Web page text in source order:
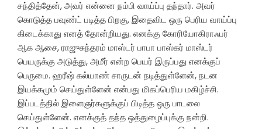
சந்தித்தேன், அவர் என்னை நம்பி வாய்ப்பு தந்தார். அவர்
கொடுத்த பவுண்ட் படித்த பிறகு, இதைவிட ஒரு பெரிய வாய்ப்பு
கிடைக்காது எனத் தோன்றியது. எனக்கு கோரியோகிராஃபர்
ஆக ஆசை, ராஜுசுந்தரம் மாஸ்டர் பாபா பாஸ்கர் மாஸ்டர்
பெயருக்கு அடுத்து, அமீர் என்ற பெயர் இருப்பது எனக்குப்
பெருமை. ஹரீஷ் கல்யாண் சாருடன் நடித்துள்ளேன், நடன
இயக்கமும் செய்துள்ளேன் என்பது மிகப்பெரிய மகிழ்ச்சி.
இப்படத்தில் இளைஞர்களுக்குப் பிடித்த ஒரு பாடலை
செய்துள்ளேன். எனக்குத் தந்த ஒத்துழைப்புக்கு நன்றி.